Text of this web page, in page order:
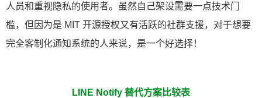
人员和重视隐私的使用者。虽然自己架设需要一点技术门
槛，但因为是 MIT 开源授权又有活跃的社群支援，对于想要
完全客制化通知系统的人来说，是一个好选择！
LINE Notify 替代方案比较表